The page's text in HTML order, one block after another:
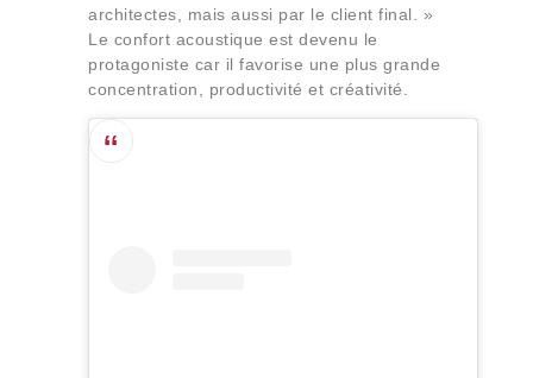
architectes, mais aussi par le client final. »
Le confort acoustique est devenu le
protagoniste car il favorise une plus grande
concentration, productivité et créativité.